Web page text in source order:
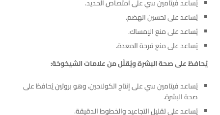
يُساعد فيتامين سي على امتصاص الحديد.
يُساعد على تحسين الهضم.
يُساعد على منع الإمساك.
يُساعد على منع قرحة المعدة.
يُحافظ على صحة البشرة ويُقلّل من علامات الشيخوخة:
يُساعد فيتامين سي على إنتاج الكولاجين، وهو بروتين يُحافظ على
صحة البشرة.
يُساعد على تقليل التجاعيد والخطوط الدقيقة.